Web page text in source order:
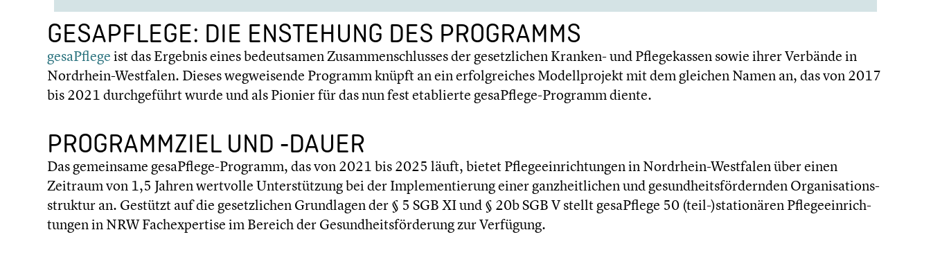
GESAPFLEGE: DIE ENSTEHUNG DES PROGRAMMS
gesaPflegeist das Ergebnis eines bedeut­sa­men Zusam­men­schlus­ses der gesetz­li­chen Kranken- und Pflege­kas­sen sowie ihrer Verbände in
Nordrhein-Westfalen. Dieses wegwei­sende Programm knüpft an ein erfolg­rei­ches Modell­pro­jekt mit dem gleichen Namen an, das von 2017
bis 2021 durch­ge­führt wurde und als Pionier für das nun fest etablierte gesaPflege-Programm diente.
PROGRAMM­ZIEL UND ‑DAUER
Das gemein­same gesaPflege-Programm, das von 2021 bis 2025 läuft, bietet Pflege­ein­rich­tun­gen in Nordrhein-Westfalen über einen
Zeitraum von 1,5 Jahren wertvolle Unter­stüt­zung bei der Imple­men­tie­rung einer ganzheit­li­chen und gesund­heits­för­dern­den Organi­sa­ti­ons­
struk­tur an. Gestützt auf die gesetz­li­chen Grund­la­gen der § 5 SGB XI und § 20b SGB V stellt gesaPflege 50 (teil-)stationären Pflege­ein­rich­
tun­gen in NRW Fachex­per­tise im Bereich der Gesundheits­förderung zur Verfügung.